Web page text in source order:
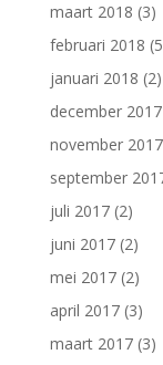
maart 2018 (3)
februari 2018
januari 2018 (2)
december 2017
november 2017
september
juli 2017(2)
juni 2017(2)
mei 2017(2)
april 2017(3)
maart 2017(3)